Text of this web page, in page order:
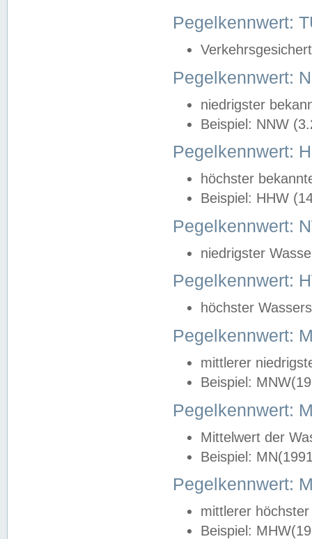
Pegelkennwert:
Pegelkennwert:
niedrigster
Beispiel: NNW
Pegelkennwert:
höchster
Beispiel: HHW
Pegelkennwert:
niedrigster
Pegelkennwert:
höchster
Pegelkennwert:
mittlerer
Beispiel:
Pegelkennwert:
Mittelwert der
Beispiel:
Pegelkennwert:
mittlerer
Beispiel: